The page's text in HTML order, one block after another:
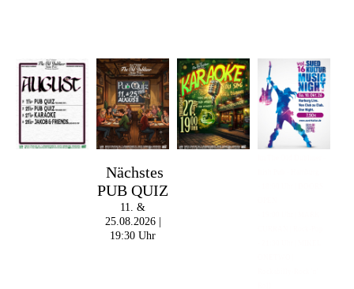
Nächstes
PUB QUIZ
11. &
25.08.2026 |
19:30 Uhr